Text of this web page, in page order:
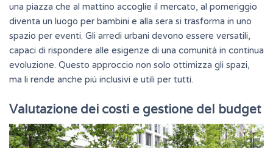
una piazza che al mattino accoglie il mercato, al pomeriggio
diventa un luogo per bambini e alla sera si trasforma in uno
spazio per eventi. Gli arredi urbani devono essere versatili,
capaci di rispondere alle esigenze di una comunità in continua
evoluzione. Questo approccio non solo ottimizza gli spazi,
ma li rende anche più inclusivi e utili per tutti.
Valutazione dei costi e gestione del budget